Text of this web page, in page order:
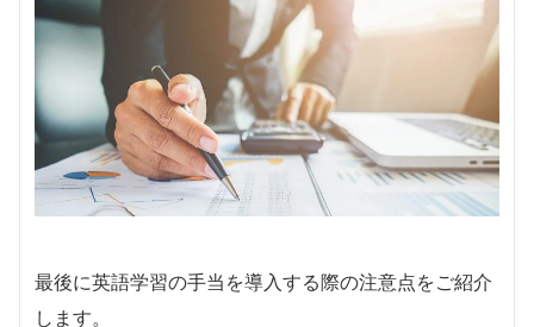
最後に英語学習の手当を導入する際の注意点をご紹介
します。